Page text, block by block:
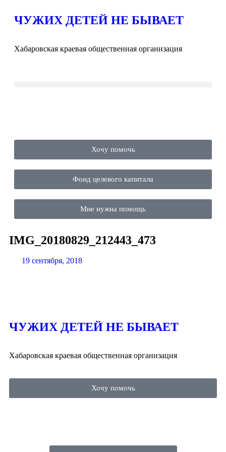
ЧУЖИХ ДЕТЕЙ НЕ БЫВАЕТ
Хабаровская краевая общественная организация
Хочу помочь
Фонд целевого капитала
Мне нужна помощь
IMG_20180829_212443_473
19 сентября, 2018
ЧУЖИХ ДЕТЕЙ НЕ БЫВАЕТ
Хабаровская краевая общественная организация
Хочу помочь